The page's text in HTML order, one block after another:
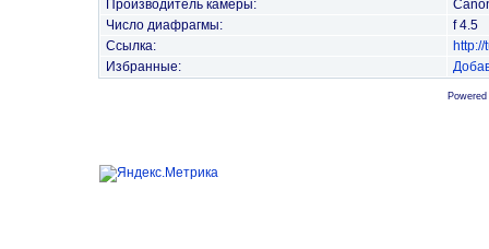
Производитель камеры:
Число диафрагмы:
f 4.5
Ссылка:
Избранные: